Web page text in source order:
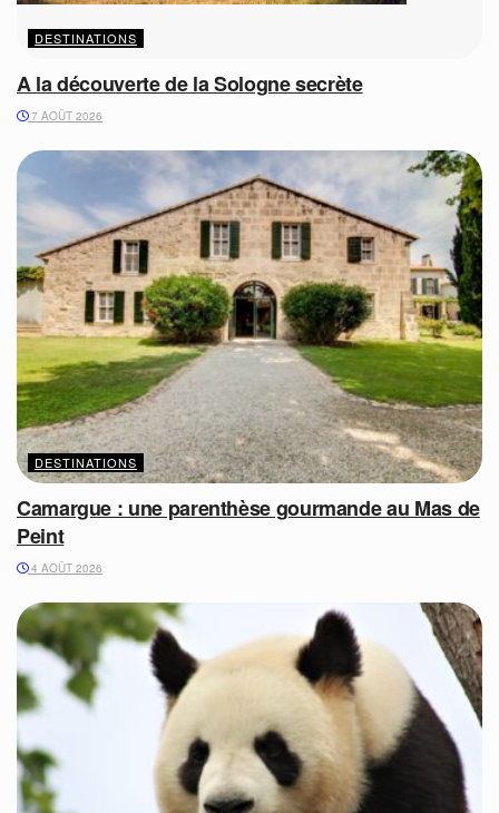
DESTINATIONS
A la découverte de la Sologne secrète
7 AOÛT 2026
DESTINATIONS
Camargue : une parenthèse gourmande au Mas de
Peint
4 AOÛT 2026